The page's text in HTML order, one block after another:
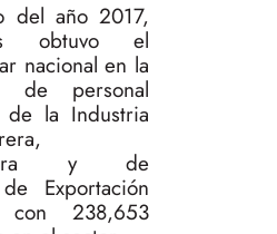
del año 2017,
obtuvo el
nacional en la
de personal
la Industria
y de
Exportación
con 238,653